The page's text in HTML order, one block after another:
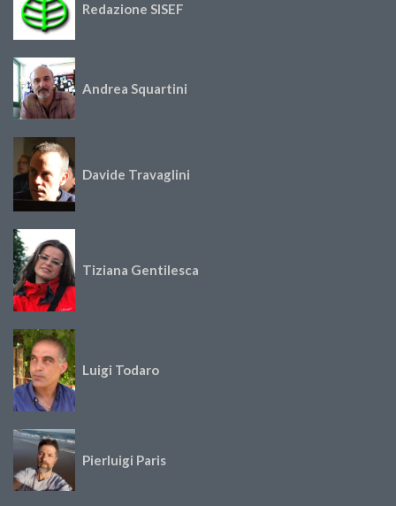
Redazione SISEF
Andrea Squartini
Davide Travaglini
Tiziana Gentilesca
Luigi Todaro
Pierluigi Paris